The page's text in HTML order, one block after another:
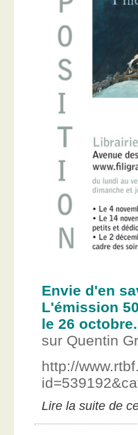
Envie d'en
L'émission
le 26 octobre.
sur Quentin
http://
Lire la suite de